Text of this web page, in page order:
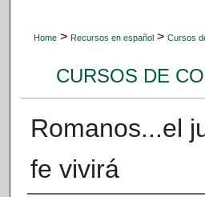
Home > Recursos en español > Cursos
CURSOS DE
Romanos...el
fe vivirá